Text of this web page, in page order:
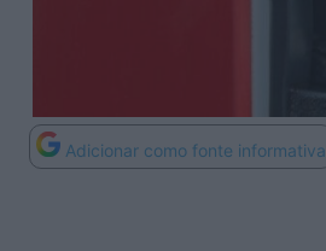
Adicionar como fonte informativa